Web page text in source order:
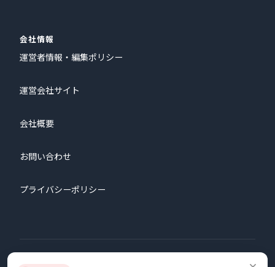
会社情報
運営者情報・編集ポリシー
運営会社サイト
会社概要
お問い合わせ
プライバシーポリシー